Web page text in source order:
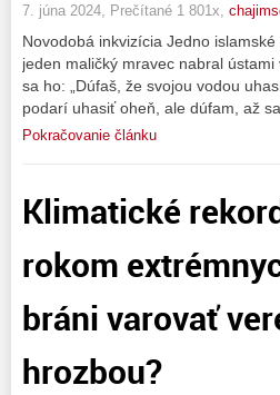
7. júna 2024, Prečítané 1 801x,
Novodobá inkvizícia Jedno
jeden maličký mravec nabral
sa ho: „Dúfaš, že svojou vodou
podarí uhasiť oheň, ale dúfam, až
Pokračovanie článku
Klimatické
rokom
bráni varovať
hrozbou?